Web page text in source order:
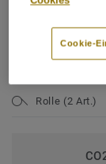
Rolle (2 Art.)
Cookie-